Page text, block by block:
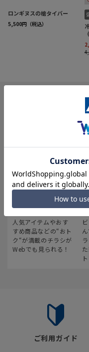
最新のお買い得情報
人気アイテムやおす
すめ商品などの“おト
ク“が満載のチラシが
Webでも見られる！
ご利用ガイド